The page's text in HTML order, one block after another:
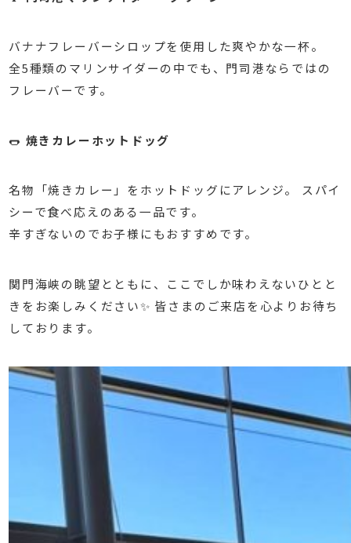
バナナフレーバーシロップを使用した爽やかな一杯。
全5種類のマリンサイダーの中でも、門司港ならではの
フレーバーです。
🌭 焼きカレーホットドッグ
名物「焼きカレー」をホットドッグにアレンジ。 スパイ
シーで食べ応えのある一品です。
辛すぎないのでお子様にもおすすめです。
関門海峡の眺望とともに、ここでしか味わえないひとと
きをお楽しみください✨ 皆さまのご来店を心よりお待ち
しております。